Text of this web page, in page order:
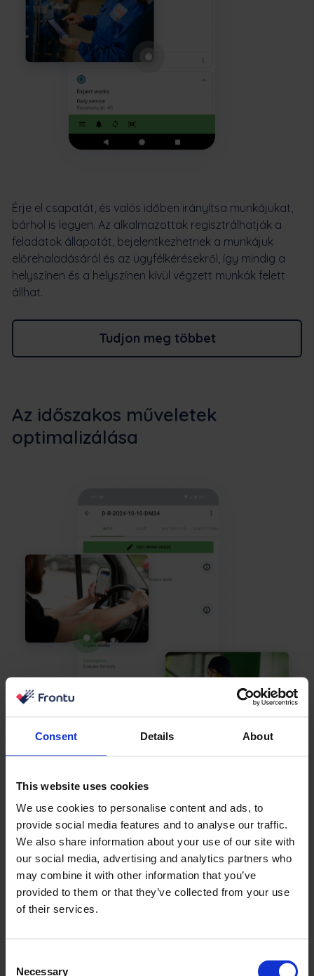
Consent Details About
This website uses cookies
We use cookies to personalise content and ads, to
provide social media features and to analyse our traffic.
We also share information about your use of our site with
our social media, advertising and analytics partners who
may combine it with other information that you’ve
provided to them or that they’ve collected from your use
of their services.
Necessary
Érje el csapatát, és valós időben irányítsa munkájukat,
bárhol is legyen. Az alkalmazottak regisztrálhatják a
feladatok állapotát, bejelentkezhetnek a munkájuk
előrehaladásáról és az ügyfélkérésekről, így mindig a
helyszínen és a helyszínen kívül végzett munkák felett
állhat.
Tudjon meg többet
Az időszakos műveletek
optimalizálása
Felejtse el a hosszadalmas és unalmas adminisztratív
feladatokat – mi gondoskodunk róla. A Frontu lehetővé
teszi az időszakos és ismétlődő adminisztratív eljárások
optimalizálását és automatizálását, hogy Ön és